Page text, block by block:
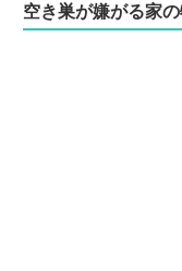
空き巣が嫌がる家